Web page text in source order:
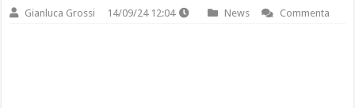
Gianluca Grossi 14/09/24 12:04 News Commenta